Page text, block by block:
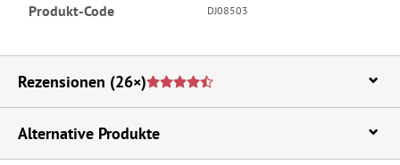
Produkt-Code DJ08503
Rezensionen (26×)
Alternative Produkte